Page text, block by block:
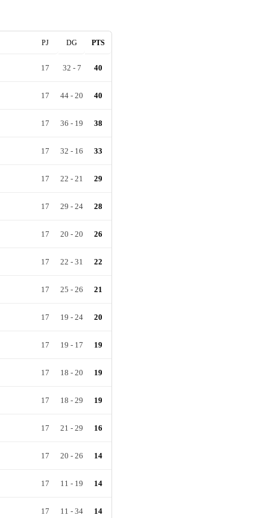
PJ DG PTS
17 32 - 7 40
17 44 - 20 40
17 36 - 19 38
17 32 - 16 33
17 22 - 21 29
17 29 - 24 28
17 20 - 20 26
17 22 - 31 22
17 25 - 26 21
17 19 - 24 20
17 19 - 17 19
17 18 - 20 19
17 18 - 29 19
17 21 - 29 16
17 20 - 26 14
17 11 - 19 14
17 11 - 34 14